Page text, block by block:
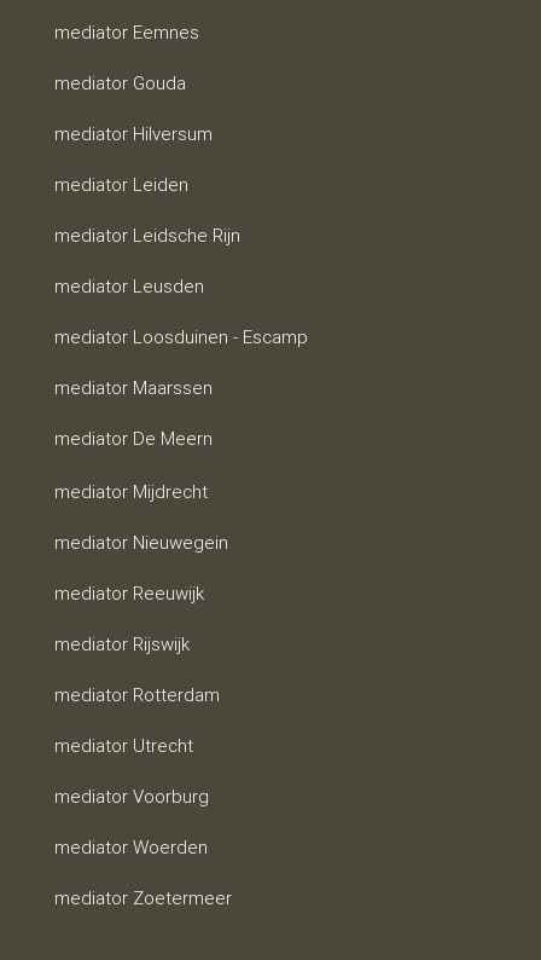
mediator Eemnes
mediator Gouda
mediator Hilversum
mediator Leiden
mediator Leidsche Rijn
mediator Leusden
mediator Loosduinen - Escamp
mediator Maarssen
mediator De Meern
mediator Mijdrecht
mediator Nieuwegein
mediator Reeuwijk
mediator Rijswijk
mediator Rotterdam
mediator Utrecht
mediator Voorburg
mediator Woerden
mediator Zoetermeer